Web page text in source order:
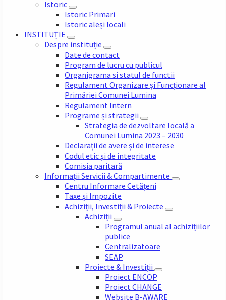
Istoric
Istoric Primari
Istoric aleși locali
INSTITUȚIE
Despre instituție
Date de contact
Program de lucru cu publicul
Organigrama si statul de functii
Regulament Organizare și Funcționare al
Primăriei Comunei Lumina
Regulament Intern
Programe și strategii
Strategia de dezvoltare locală a
Comunei Lumina 2023 – 2030
Declarații de avere și de interese
Codul etic și de integritate
Comisia paritară
Informații Servicii & Compartimente
Centru Informare Cetățeni
Taxe și Impozite
Achiziții, Investiții & Proiecte
Achiziții
Programul anual al achizițiilor
publice
Centralizatoare
SEAP
Proiecte & Investiții
Proiect ENCOP
Proiect CHANGE
Website B-AWARE